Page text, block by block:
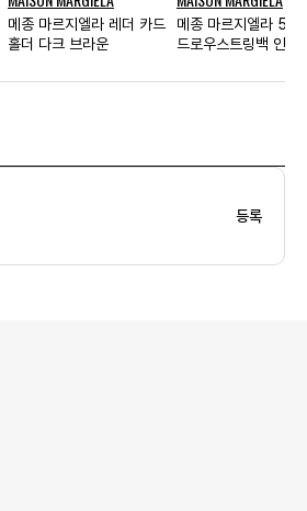
메종 마르지엘라 레더 카드
홀더 다크 브라운
메종 마르지엘라
드로우스트링백 인디
등록